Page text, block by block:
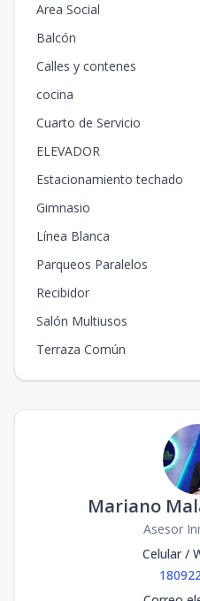
Area Social
Balcón
Calles y contenes
cocina
Cuarto de Servicio
ELEVADOR
Estacionamiento techado
Gimnasio
Línea Blanca
Parqueos Paralelos
Recibidor
Salón Multiusos
Terraza Común
Mariano
Asesor
Celular /